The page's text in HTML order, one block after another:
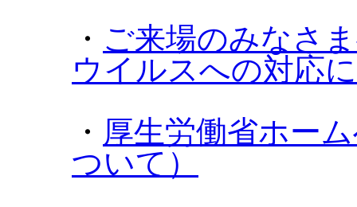
・ ご来場のみなさ
ウイルスへの対応
・ 厚生労働省ホー
ついて）